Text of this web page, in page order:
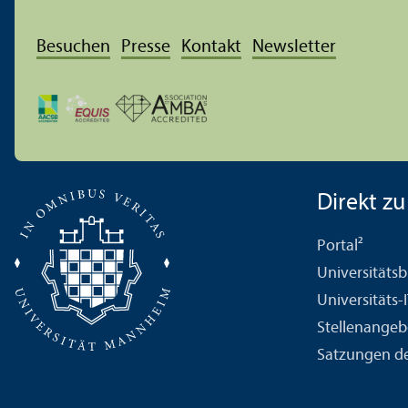
Besuchen Presse Kontakt Newsletter
Direkt zu
Portal²
Universitäts-
Satzungen